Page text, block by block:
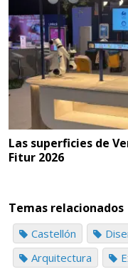
Las superficies de
Fitur 2026
Temas relacionados
Castellón
Arquitectura